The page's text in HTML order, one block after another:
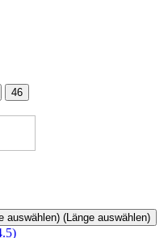
46
auswählen) (Länge auswählen)